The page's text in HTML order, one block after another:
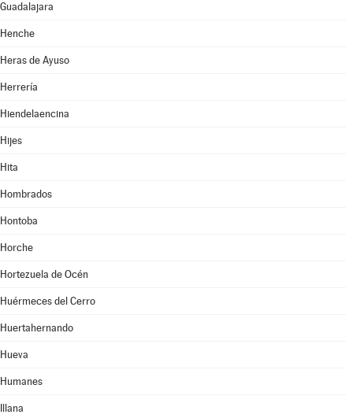
Guadalajara
Henche
Heras de Ayuso
Herrería
Hiendelaencina
Hijes
Hita
Hombrados
Hontoba
Horche
Hortezuela de Océn
Huérmeces del Cerro
Huertahernando
Hueva
Humanes
Illana